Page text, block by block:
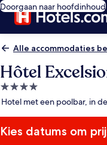
Doorgaan naar hoofdinhoud
Alle accommodaties
Hôtel
4.0-
sterrenaccommodatie
Hotel met een poolbar, in
Kies datums om